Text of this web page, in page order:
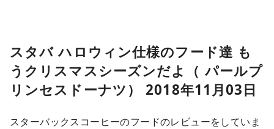
スタバ ハロウィン仕様のフード達 も
うクリスマスシーズンだよ（ パールプ
リンセスドーナツ） 2018年11月03日
スターバックスコーヒーのフードのレビューをしていま